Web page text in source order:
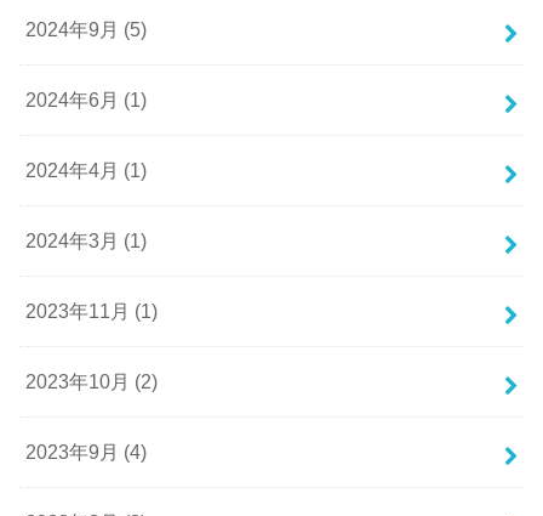
2024年9月 (5)
2024年6月 (1)
2024年4月 (1)
2024年3月 (1)
2023年11月 (1)
2023年10月 (2)
2023年9月 (4)